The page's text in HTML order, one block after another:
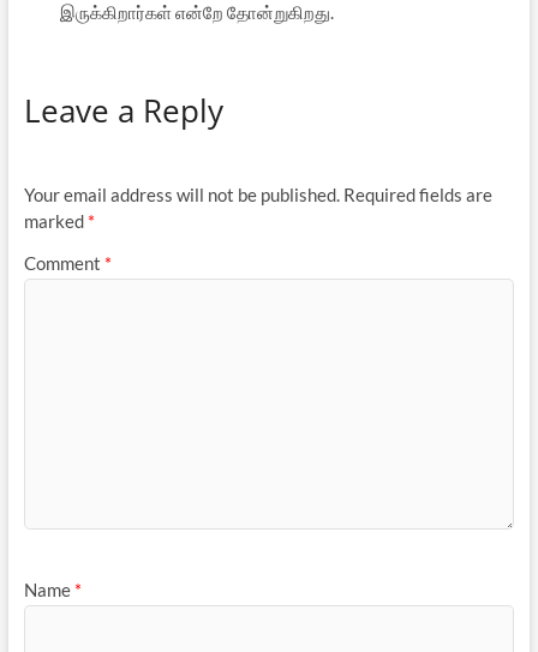
இருக்கிறார்கள் என்றே தோன்றுகிறது.
Leave a Reply
Your email address will not be published. Required fields are
marked *
Comment *
Name *